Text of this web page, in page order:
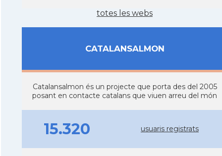
totes les webs
CATALANSALMON
Catalansalmon és un projecte que porta des del 2005
posant en contacte catalans que viuen arreu del món
15.320 usuaris registrats